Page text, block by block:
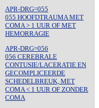
APR-DRG=055
055 HOOFDTRAUMA MET
COMA > 1 UUR OF MET
HEMORRAGIE
APR-DRG=056
056 CEREBRALE
CONTUSIE/LACERATIE EN
GECOMPLICEERDE
SCHEDELBREUK, MET
COMA < 1 UUR OF ZONDER
COMA